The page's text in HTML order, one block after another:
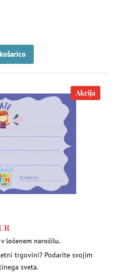
Akcija
ločenem naročilu.
trgovini? Podarite svojim
sveta.